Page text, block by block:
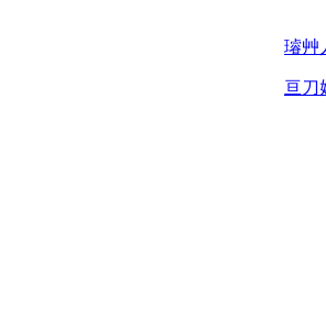
璿艸
亘刀